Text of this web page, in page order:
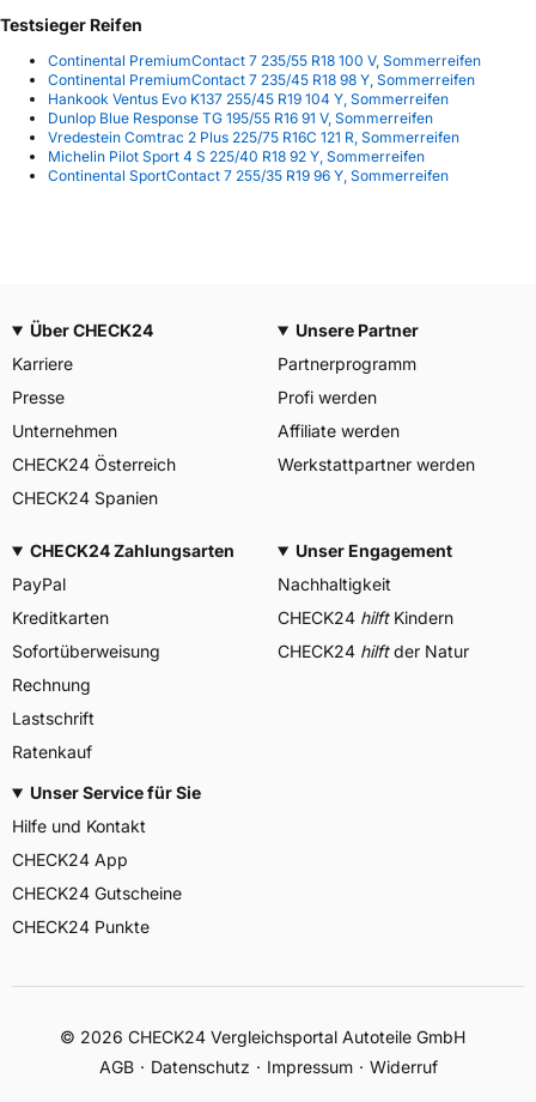
Testsieger Reifen
Continental PremiumContact 7 235/55 R18 100 V, Sommerreifen
Continental PremiumContact 7 235/45 R18 98 Y, Sommerreifen
Hankook Ventus Evo K137 255/45 R19 104 Y, Sommerreifen
Dunlop Blue Response TG 195/55 R16 91 V, Sommerreifen
Vredestein Comtrac 2 Plus 225/75 R16C 121 R, Sommerreifen
Michelin Pilot Sport 4 S 225/40 R18 92 Y, Sommerreifen
Continental SportContact 7 255/35 R19 96 Y, Sommerreifen
Über CHECK24
Karriere
Presse
Unternehmen
CHECK24 Österreich
CHECK24 Spanien
Unsere Partner
Partnerprogramm
Profi werden
Affiliate werden
Werkstattpartner werden
CHECK24 Zahlungsarten
PayPal
Kreditkarten
Sofortüberweisung
Rechnung
Lastschrift
Ratenkauf
Unser Engagement
Nachhaltigkeit
CHECK24 hilftKindern
CHECK24 hilftder Natur
Unser Service für Sie
Hilfe und Kontakt
CHECK24 App
CHECK24 Gutscheine
CHECK24 Punkte
© 2026 CHECK24 Vergleichsportal Autoteile GmbH
AGB
Datenschutz Impressum Widerruf